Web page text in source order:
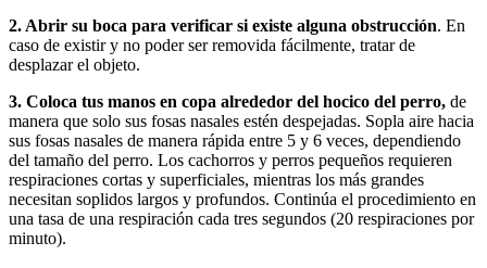
2. Abrir su boca para verificar si existe alguna obstrucción. En
caso de existir y no poder ser removida fácilmente, tratar de
desplazar el objeto.
3. Coloca tus manos en copa alrededor del hocico del perro, de
manera que solo sus fosas nasales estén despejadas. Sopla aire hacia
sus fosas nasales de manera rápida entre 5 y 6 veces, dependiendo
del tamaño del perro. Los cachorros y perros pequeños requieren
respiraciones cortas y superficiales, mientras los más grandes
necesitan soplidos largos y profundos. Continúa el procedimiento en
una tasa de una respiración cada tres segundos (20 respiraciones por
minuto).